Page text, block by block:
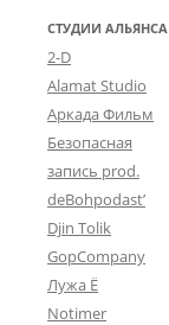
СТУДИИ АЛЬЯНСА
2-D
Alamat Studio
Аркада Фильм
Безопасная
запись prod.
deBohpodast’
Djin Tolik
GopCompany
Лужа Ё
Notimer